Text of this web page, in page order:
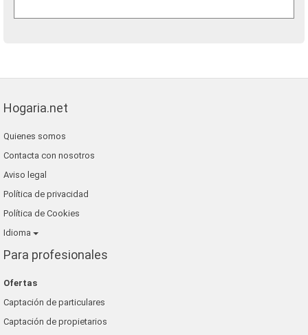
Hogaria.net
Quienes somos
Contacta con nosotros
Aviso legal
Política de privacidad
Política de Cookies
Idioma
Para profesionales
Ofertas
Captación de particulares
Captación de propietarios